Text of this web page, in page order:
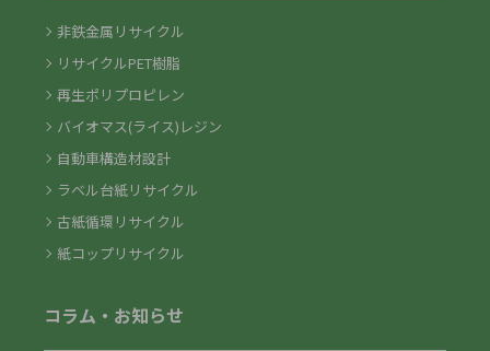
非鉄金属リサイクル
リサイクルPET樹脂
再生ポリプロピレン
バイオマス(ライス)レジン
自動車構造材設計
ラベル台紙リサイクル
古紙循環リサイクル
紙コップリサイクル
コラム・お知らせ